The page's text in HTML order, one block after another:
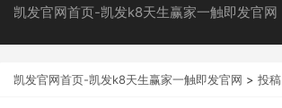
凯发官网首页-凯发k8天生赢家一触即发官网
凯发官网首页-凯发k8天生赢家一触即发官网 > 投稿